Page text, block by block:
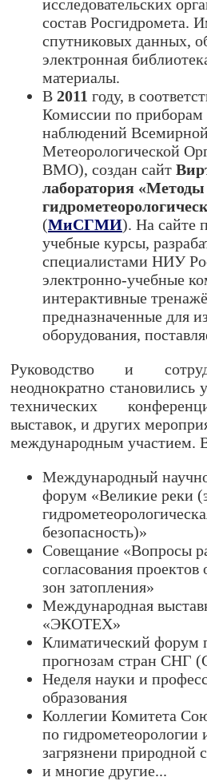
исследовательских
состав Росгидромета.
спутниковых данных,
электронная
материалы.
В 2011 году, в
Комиссии по приборам
наблюдений Всемирной
Метеорологической
ВМО), создан сайт
лаборатория «Методы
(МиСГМИ). На сайте
учебные курсы,
специалистами НИУ
электронно-учебные
интерактивные
предназначенные для
оборудования,
Руководство и
неоднократно становились
технических
выставок, и других
международным участием.
Международный
форум «Великие реки
безопасность)»
Совещание «Вопросы
согласования
зон затопления»
Международная
«ЭКОТЕХ»
Климатический форум
прогнозам стран СНГ
Неделя науки и
образования
Коллегии Комитета
по гидрометеорологии
загрязнени природной
и многие другие...